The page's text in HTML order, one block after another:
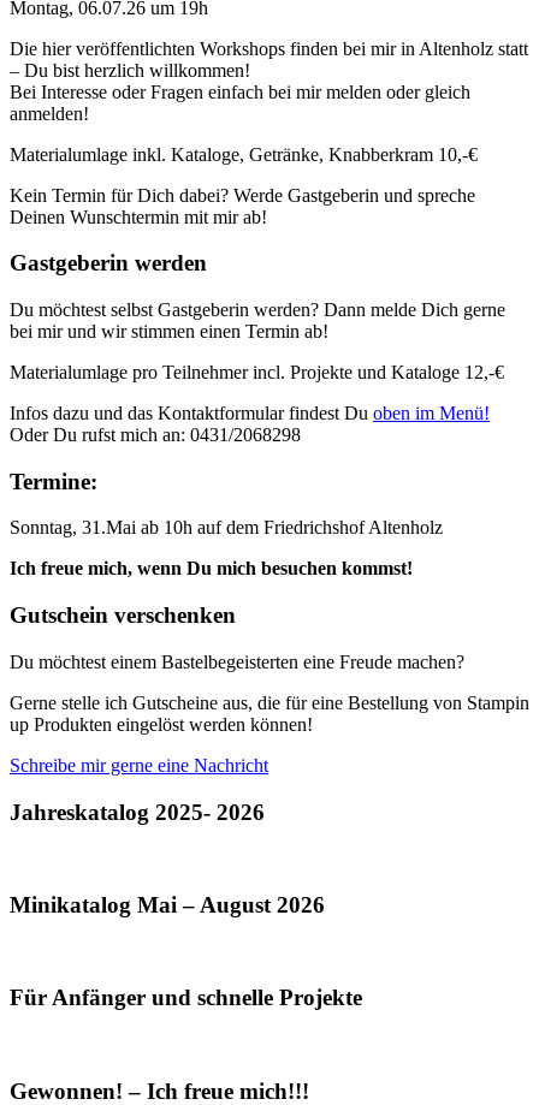
Montag, 06.07.26 um 19h
Die hier veröffentlichten Workshops finden bei mir in Altenholz statt
– Du bist herzlich willkommen!
Bei Interesse oder Fragen einfach bei mir melden oder gleich
anmelden!
Materialumlage inkl. Kataloge, Getränke, Knabberkram 10,-€
Kein Termin für Dich dabei? Werde Gastgeberin und spreche
Deinen Wunschtermin mit mir ab!
Gastgeberin werden
Du möchtest selbst Gastgeberin werden? Dann melde Dich gerne
bei mir und wir stimmen einen Termin ab!
Materialumlage pro Teilnehmer incl. Projekte und Kataloge 12,-€
Infos dazu und das Kontaktformular findest Du oben im Menü!
Oder Du rufst mich an: 0431/2068298
Termine:
Sonntag, 31.Mai ab 10h auf dem Friedrichshof Altenholz
Ich freue mich, wenn Du mich besuchen kommst!
Gutschein verschenken
Du möchtest einem Bastelbegeisterten eine Freude machen?
Gerne stelle ich Gutscheine aus, die für eine Bestellung von Stampin
up Produkten eingelöst werden können!
Schreibe mir gerne eine Nachricht
Jahreskatalog 2025- 2026
Minikatalog Mai – August 2026
Für Anfänger und schnelle Projekte
Gewonnen! – Ich freue mich!!!